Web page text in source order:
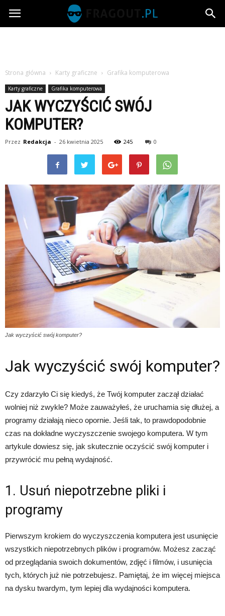
Fragout.pl
Strona główna Karty graficzne Grafika komputerowa
Karty graficzne Grafika komputerowa
JAK WYCZYŚCIĆ SWÓJ
KOMPUTER?
Przez Redakcja - 26 kwietnia 2025 245 0
Jak wyczyścić swój komputer?
Jak wyczyścić swój komputer?
Czy zdarzyło Ci się kiedyś, że Twój komputer zaczął działać
wolniej niż zwykle? Może zauważyłeś, że uruchamia się dłużej, a
programy działają nieco opornie. Jeśli tak, to prawdopodobnie
czas na dokładne wyczyszczenie swojego komputera. W tym
artykule dowiesz się, jak skutecznie oczyścić swój komputer i
przywrócić mu pełną wydajność.
1. Usuń niepotrzebne pliki i
programy
Pierwszym krokiem do wyczyszczenia komputera jest usunięcie
wszystkich niepotrzebnych plików i programów. Możesz zacząć
od przeglądania swoich dokumentów, zdjęć i filmów, i usunięcia
tych, których już nie potrzebujesz. Pamiętaj, że im więcej miejsca
na dysku twardym, tym lepiej dla wydajności komputera.